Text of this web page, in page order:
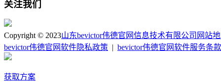
关注我们
Copyright © 2023山东bevictor伟德官网信息技术有限公司 网站
bevictor伟德官网软件隐私政策
bevictor伟德官网软件服务条款
获取方案